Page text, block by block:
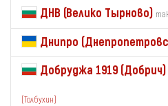
ДНВ (Велико Тырново)
Днипро
Добруджа 1919 (Добрич)
(Толбухин)